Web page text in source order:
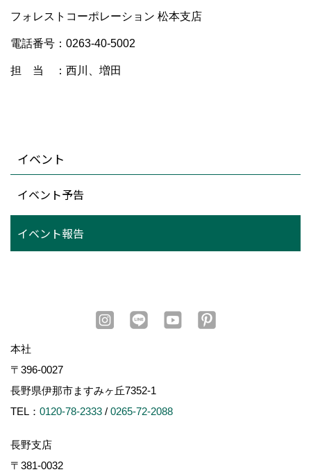
フォレストコーポレーション 松本支店
電話番号：0263-40-5002
担 当 ：西川、増田
イベント
イベント予告
イベント報告
本社
〒396-0027
長野県伊那市ますみヶ丘7352-1
TEL： 0120-78-2333 / 0265-72-2088
長野支店
〒381-0032